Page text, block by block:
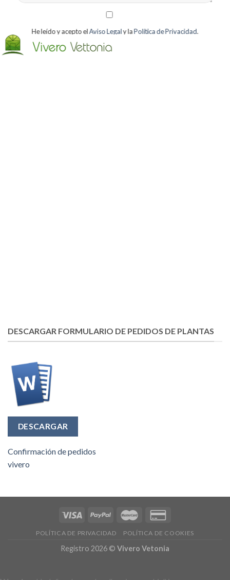
He leído y acepto elAviso Legaly laPolítica de Privacidad.
Acepto recibir la información que la entidad considere oportuno
DESCARGAR FORMULARIO DE PEDIDOS DE PLANTAS
DESCARGAR
Confirmación de pedidos
vivero
POLÍTICA DE PRIVACIDAD POLÍTICA DE COOKIES
Registro 2026 © Vivero Vetonia